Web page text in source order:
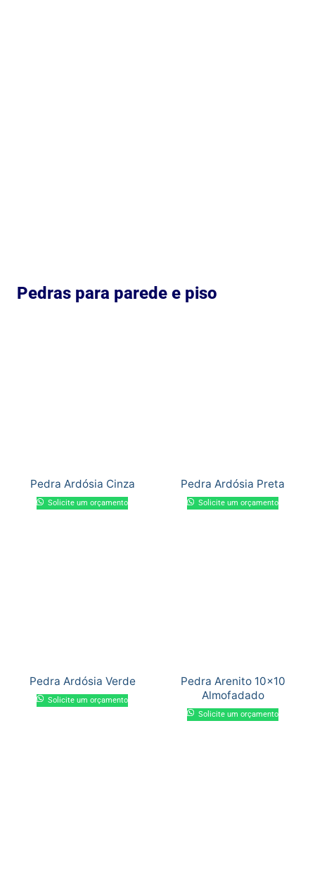
Pedras para parede e piso
Pedra Ardósia Cinza
Solicite um orçamento
Pedra Ardósia Preta
Solicite um orçamento
Pedra Ardósia Verde
Solicite um orçamento
Pedra Arenito 10×10
Almofadado
Solicite um orçamento